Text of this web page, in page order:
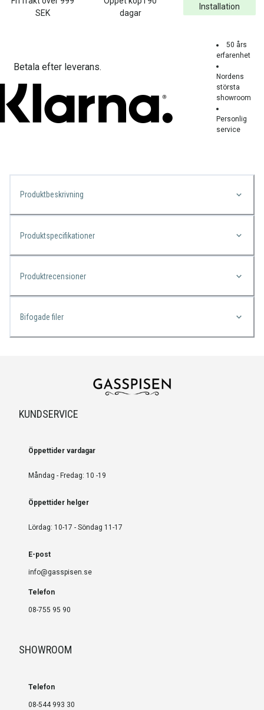
SEK
dagar
Installation
Betala efter leverans.
50 års
erfarenhet
Nordens
största
showroom
Personlig
service
Produktbeskrivning
Produktspecifikationer
Produktrecensioner
Bifogade filer
KUNDSERVICE
Öppettider vardagar
Måndag - Fredag: 10 -19
Öppettider helger
Lördag: 10-17 - Söndag 11-17
E-post
info@gasspisen.se
Telefon
08-755 95 90
SHOWROOM
Telefon
08-544 993 30